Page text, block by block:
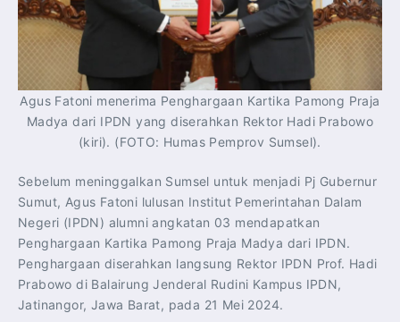
Agus Fatoni menerima Penghargaan Kartika Pamong Praja
Madya dari IPDN yang diserahkan Rektor Hadi Prabowo
(kiri). (FOTO: Humas Pemprov Sumsel).
Sebelum meninggalkan Sumsel untuk menjadi Pj Gubernur
Sumut, Agus Fatoni lulusan Institut Pemerintahan Dalam
Negeri (IPDN) alumni angkatan 03 mendapatkan
Penghargaan Kartika Pamong Praja Madya dari IPDN.
Penghargaan diserahkan langsung Rektor IPDN Prof. Hadi
Prabowo di Balairung Jenderal Rudini Kampus IPDN,
Jatinangor, Jawa Barat, pada 21 Mei 2024.